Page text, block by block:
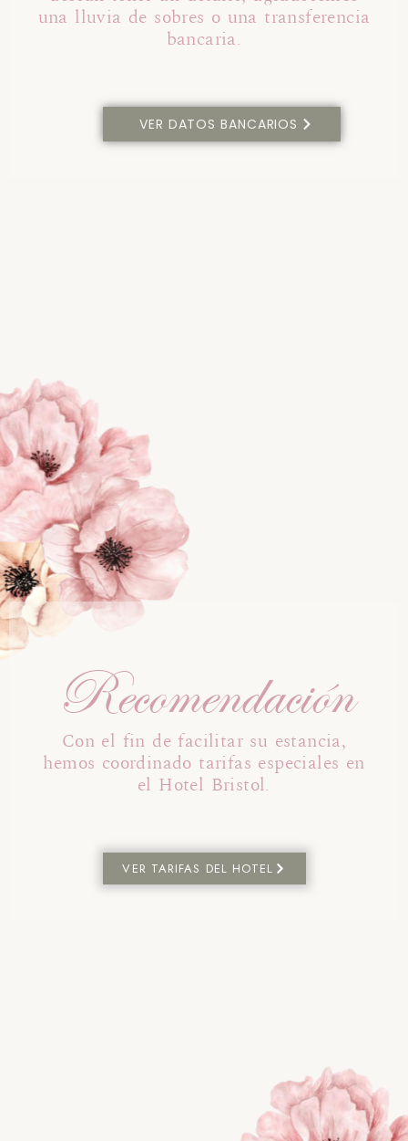
una lluvia de sobres o una transferencia
bancaria.
VER DATOS BANCARIOS
Recomendación
Con el fin de facilitar su estancia,
hemos coordinado tarifas especiales en
el Hotel Bristol.
VER TARIFAS DEL HOTEL